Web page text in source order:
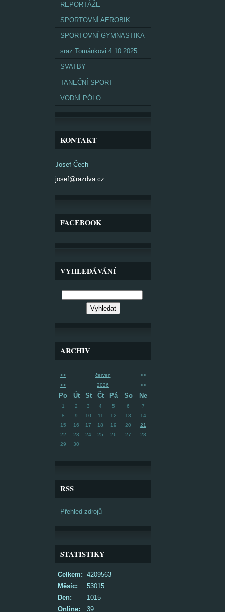
REPORTÁŽE
SPORTOVNÍ AEROBIK
SPORTOVNÍ GYMNASTIKA
sraz Tománkovi 4.10.2025
SVATBY
TANEČNÍ SPORT
VODNÍ PÓLO
KONTAKT
Josef Čech
josef@razdva.cz
FACEBOOK
VYHLEDÁVÁNÍ
ARCHIV
<< červen
>>
<<
2026 >>
Po Út St Čt Pá So Ne
1 2 3 4 5 6
7
8
9 10 11 12 13
14
15
16 17 18 19 20
21
22
23 24 25 26 27
28
29
30
RSS
Přehled zdrojů
STATISTIKY
Online: 39
Celkem: 4209563
Měsíc:
53015
Den:
1015